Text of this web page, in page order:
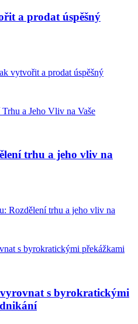
a prodat úspěšný
vytvořit a prodat úspěšný
trhu a jeho vliv na
Rozdělení trhu a jeho vliv na
s byrokratickými